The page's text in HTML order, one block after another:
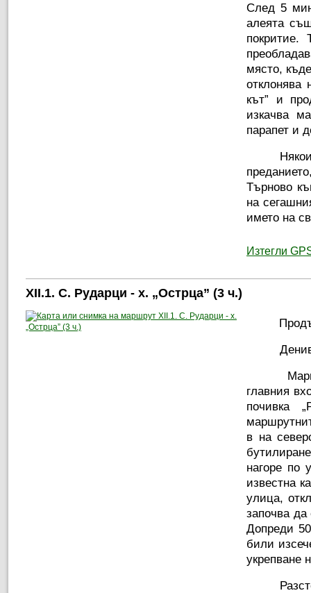
След 5
алеята
покритие.
място,
отклонява
кът” и
изкачва
парапет и
Търново
на
името на
Изтегли
ХІІ.1. С. Рударци - х. „Острца” (3 ч.)
главния
почивка
в на
нагоре по
известна
улица,
започва да
Допреди
били
укрепване